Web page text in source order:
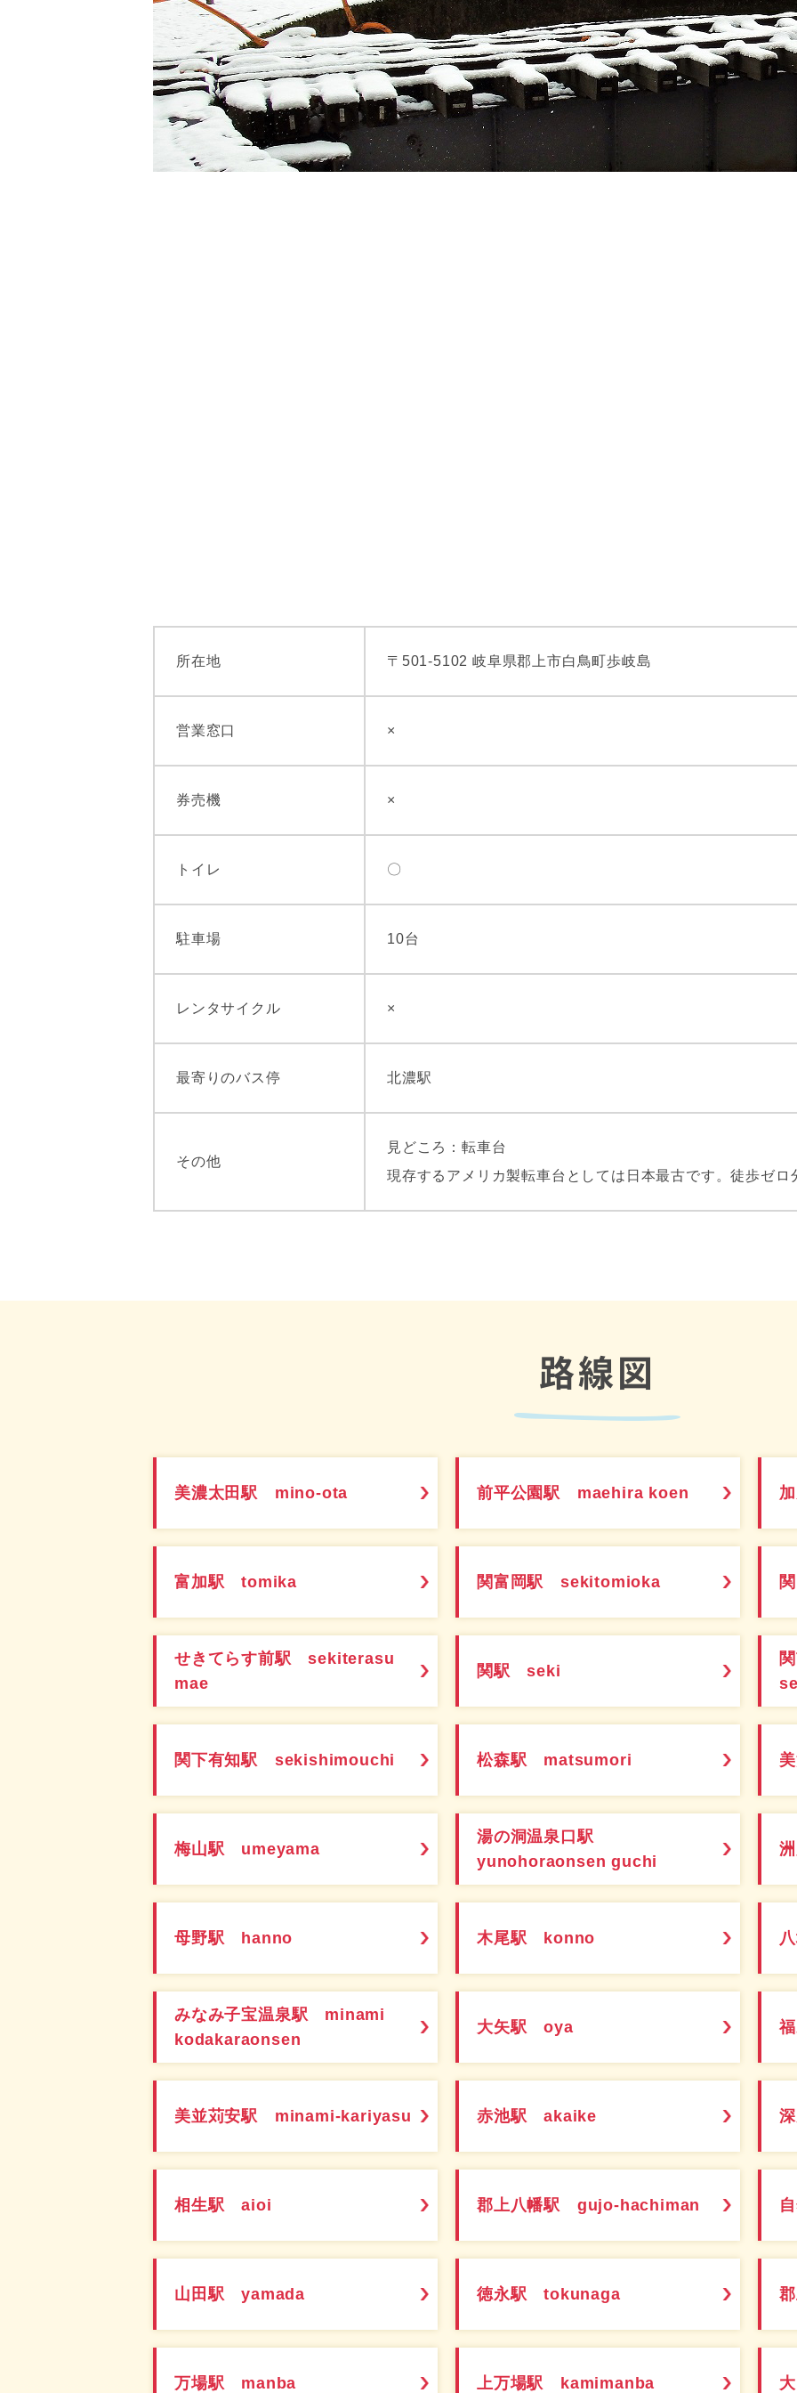
所在地 〒501-5102 岐阜県郡上市白鳥町歩岐島
営業窓口 ×
券売機 ×
トイレ 〇
駐車場 10台
レンタサイクル ×
最寄りのバス停 北濃駅
その他
見どころ：転車台
現存するアメリカ製転車台としては日本最古です。徒歩ゼロ
路線図
美濃太田駅 mino-ota 前平公園駅 maehira koen
富加駅 tomika 関富岡駅 sekitomioka
せきてらす前駅 sekiterasu
mae
関駅 seki
関下有知駅 sekishimouchi 松森駅 matsumori
梅山駅 umeyama
湯の洞温泉口駅
yunohoraonsen guchi
母野駅 hanno 木尾駅 konno
みなみ子宝温泉駅 minami
kodakaraonsen
大矢駅 oya
美並苅安駅 minami-kariyasu 赤池駅 akaike
相生駅 aioi 郡上八幡駅 gujo-hachiman
山田駅 yamada 徳永駅 tokunaga
万場駅 manba 上万場駅 kamimanba